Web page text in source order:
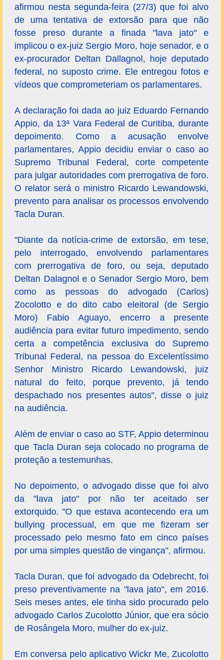
afirmou nesta segunda-feira (27/3) que foi alvo
de uma tentativa de extorsão para que não
fosse preso durante a finada "lava jato" e
implicou o ex-juiz Sergio Moro, hoje senador, e o
ex-procurador Deltan Dallagnol, hoje deputado
federal, no suposto crime. Ele entregou fotos e
vídeos que comprometeriam os parlamentares.
A declaração foi dada ao juiz Eduardo Fernando
Appio, da 13ª Vara Federal de Curitiba, durante
depoimento. Como a acusação envolve
parlamentares, Appio decidiu enviar o caso ao
Supremo Tribunal Federal, corte competente
para julgar autoridades com prerrogativa de foro.
O relator será o ministro Ricardo Lewandowski,
prevento para analisar os processos envolvendo
Tacla Duran.
"Diante da notícia-crime de extorsão, em tese,
pelo interrogado, envolvendo parlamentares
com prerrogativa de foro, ou seja, deputado
Deltan Dalagnol e o Senador Sergio Moro, bem
como as pessoas do advogado (Carlos)
Zocolotto e do dito cabo eleitoral (de Sergio
Moro) Fabio Aguayo, encerro a presente
audiência para evitar futuro impedimento, sendo
certa a competência exclusiva do Supremo
Tribunal Federal, na pessoa do Excelentíssimo
Senhor Ministro Ricardo Lewandowski, juiz
natural do feito, porque prevento, já tendo
despachado nos presentes autos", disse o juiz
na audiência.
Além de enviar o caso ao STF, Appio determinou
que Tacla Duran seja colocado no programa de
proteção a testemunhas.
No depoimento, o advogado disse que foi alvo
da "lava jato" por não ter aceitado ser
extorquido. "O que estava acontecendo era um
bullying processual, em que me fizeram ser
processado pelo mesmo fato em cinco países
por uma simples questão de vingança", afirmou.
Tacla Duran, que foi advogado da Odebrecht, foi
preso preventivamente na "lava jato", em 2016.
Seis meses antes, ele tinha sido procurado pelo
advogado Carlos Zucolotto Júnior, que era sócio
de Rosângela Moro, mulher do ex-juiz.
Em conversa pelo aplicativo Wickr Me, Zucolotto